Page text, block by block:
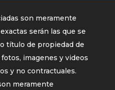
son meramente
serán las que se
título de propiedad de
imagenes y videos
y no contractuales.
meramente